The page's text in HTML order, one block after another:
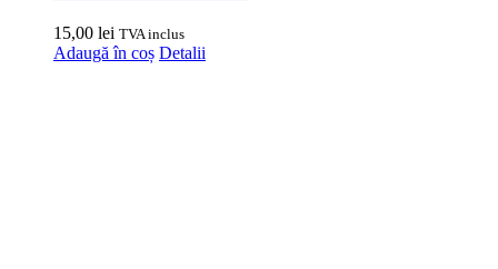
15,00 lei TVA inclus
Adaugă în coș Detalii